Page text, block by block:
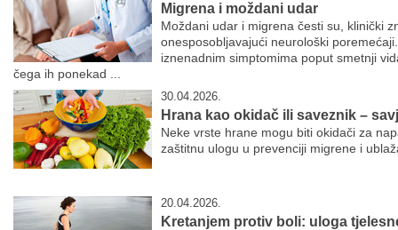
Migrena i moždani udar
Moždani udar i migrena česti su, klinički
onesposobljavajući neurološki
iznenadnim simptomima poput smetnji
čega ih ponekad ...
30.04.2026.
Hrana kao okidač ili saveznik –
Neke vrste hrane mogu biti okidači za
zaštitnu ulogu u prevenciji migrene i
20.04.2026.
Kretanjem protiv boli: uloga